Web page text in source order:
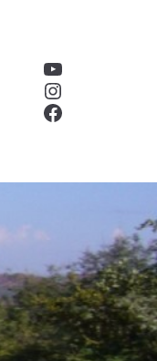
YouTube
Instagram
Facebook